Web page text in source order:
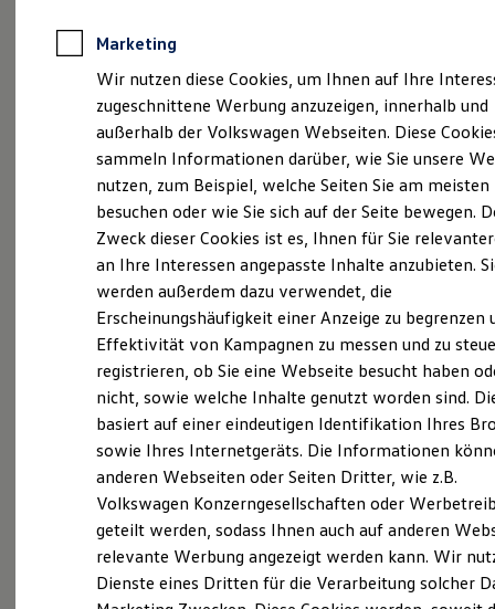
Anpfiff zum Gewinn
Elektroautos
ID. Tutorials
Elektrofahrzeugkonzepte
Reichweite
Reichweite der ID. Modelle
Reichweite im Winter
Laden
Laden unterwegs
Laden Zuhause
Ladezeitensimulator
Batterie
Sicherheit
Garantie und Lebensdauer
Nachhaltigkeit
Technologie
Kosten und Kauf
Verbrauchskosten
Kaufoptionen
E-Auto-Förderung
Software und Konnektivität
Die ID. Software 6
ID. Software Versionen und Updates
Digitale Extras
Schnittstellen zu Ihrem ID.
Impressum & Rechtliches)
Probefahrt vereinbaren
Fahrzeugangebot anfordern
Servicetermin buchen
Marketing
Wir nutzen diese Cookies, um Ihnen auf Ihre
zugeschnittene Werbung anzuzeigen, innerhalb und
außerhalb der Volkswagen Webseiten. Diese
sammeln Informationen darüber, wie Sie unsere
nutzen, zum Beispiel, welche Seiten Sie am meisten
besuchen oder wie Sie sich auf der Seite bewegen.
Zweck dieser Cookies ist es, Ihnen für Sie
an Ihre Interessen angepasste Inhalte anzubieten.
werden außerdem dazu verwendet, die
Erscheinungshäufigkeit einer Anzeige zu begrenzen
Effektivität von Kampagnen zu messen und zu
registrieren, ob Sie eine Webseite besucht haben
nicht, sowie welche Inhalte genutzt worden sind.
basiert auf einer eindeutigen Identifikation Ihres
sowie Ihres Internetgeräts. Die Informationen
anderen Webseiten oder Seiten Dritter, wie z.B.
Volkswagen Konzerngesellschaften oder
geteilt werden, sodass Ihnen auch auf anderen
relevante Werbung angezeigt werden kann. Wir
Dienste eines Dritten für die Verarbeitung solcher